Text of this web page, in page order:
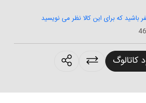
باشید که برای این کالا نظر می نویسید
کاتالوگ